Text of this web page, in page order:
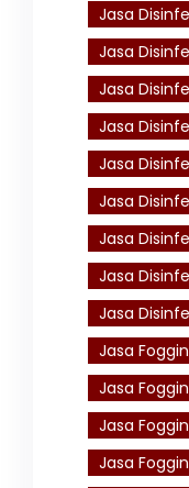
Jasa
Jasa
Jasa
Jasa
Jasa
Jasa
Jasa
Jasa
Jasa
Jasa
Jasa
Jasa
Jasa